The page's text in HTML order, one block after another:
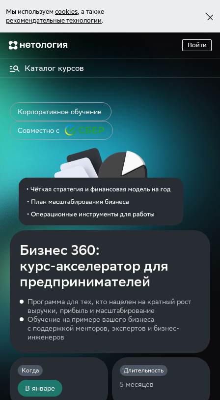
Мы используем cookies, а также
рекомендательные технологии.
Войти
Каталог курсов
Корпоративное обучение
Совместно с
Бизнес 360:
курс-акселератор для
предпринимателей
Программа для тех, кто нацелен на кратный рост
выручки, прибыль и масштабирование
Обучение на примере вашего бизнеса
с поддержкой менторов, экспертов и бизнес-
инженеров
Когда
В январе
Длительность
5 месяцев